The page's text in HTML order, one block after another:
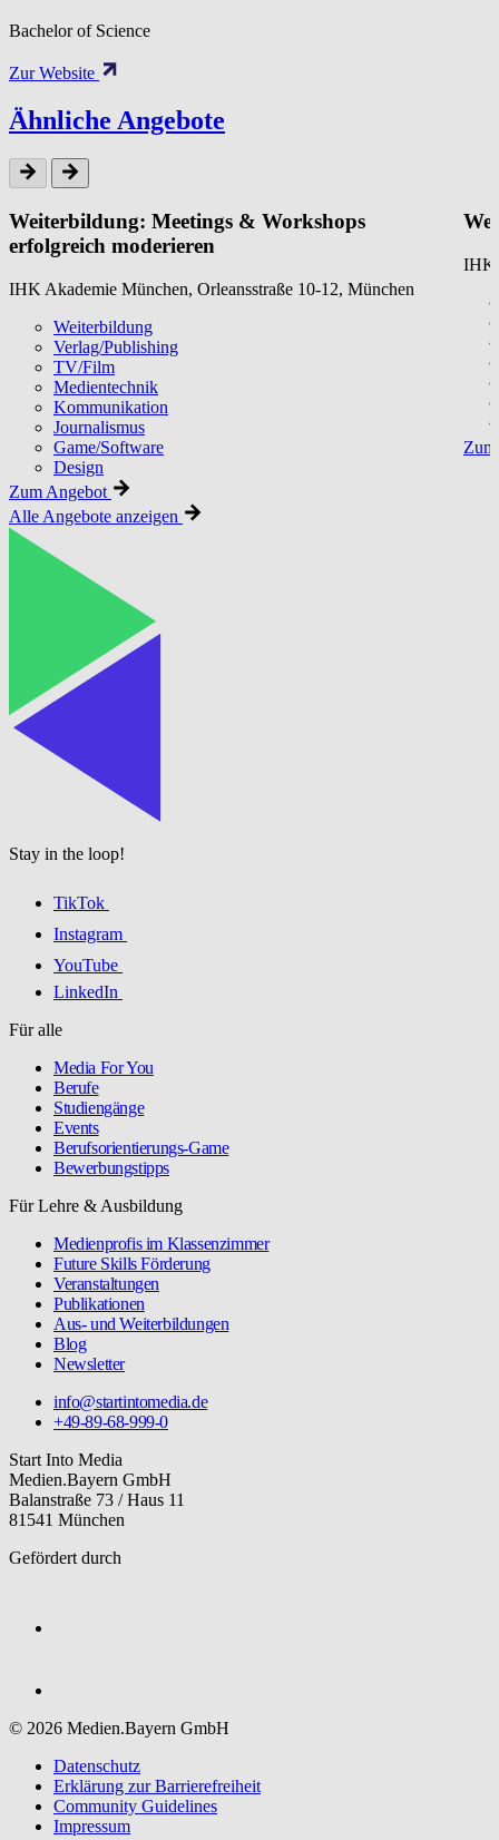
Bachelor of Science
Zur Website
Ähnliche Angebote
Weiterbildung: Meetings & Workshops
erfolgreich moderieren
IHK Akademie München, Orleansstraße 10-12, München
Weiterbildung
Verlag/Publishing
TV/Film
Medientechnik
Kommunikation
Journalismus
Game/Software
Design
Zum Angebot
IHK
Alle Angebote anzeigen
Stay in the loop!
TikTok
Instagram
YouTube
LinkedIn
Für alle
Media For You
Berufe
Studiengänge
Events
Berufsorientierungs-Game
Bewerbungstipps
Für Lehre & Ausbildung
Medienprofis im Klassenzimmer
Future Skills Förderung
Veranstaltungen
Publikationen
Aus- und Weiterbildungen
Blog
Newsletter
info@startintomedia.de
+49-89-68-999-0
Start Into Media
Medien.Bayern GmbH
Balanstraße 73 / Haus 11
81541 München
Gefördert durch
© 2026 Medien.Bayern GmbH
Datenschutz
Erklärung zur Barriere­freiheit
Community Guidelines
Impressum